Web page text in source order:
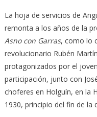
La hoja de servicios de
remonta a los años de la
Asno con Garras, como lo
revolucionario Rubén
protagonizados por el
participación, junto con
choferes en Holguín, en la
1930, principio del fin de la